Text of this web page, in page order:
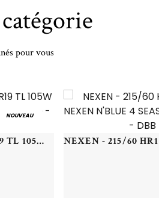
pour vous
NOUVEAU
MICHELIN - 235/55 R19 TL 105W MI PRIM4 SUV GOE ACO DEMO - 2355519 -